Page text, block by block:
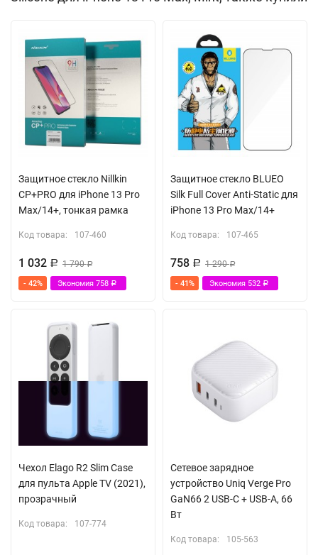
Материал:силикон(TPU)
Защитное стекло Nillkin
CP+PRO для iPhone 13 Pro
Max/14+, тонкая рамка
Код товара: 107-460
1 032 Р 1 790Р
- 42% Экономия 758 Р
Защитное стекло BLUEO
Silk Full Cover Anti-Static для
iPhone 13 Pro Max/14+
Код товара: 107-465
758 Р 1 290Р
- 41% Экономия 532 Р
Чехол Elago R2 Slim Case
для пульта Apple TV (2021),
прозрачный
Код товара: 107-774
Сетевое зарядное
устройство Uniq Verge Pro
GaN66 2 USB-C + USB-A, 66
Вт
Код товара: 105-563